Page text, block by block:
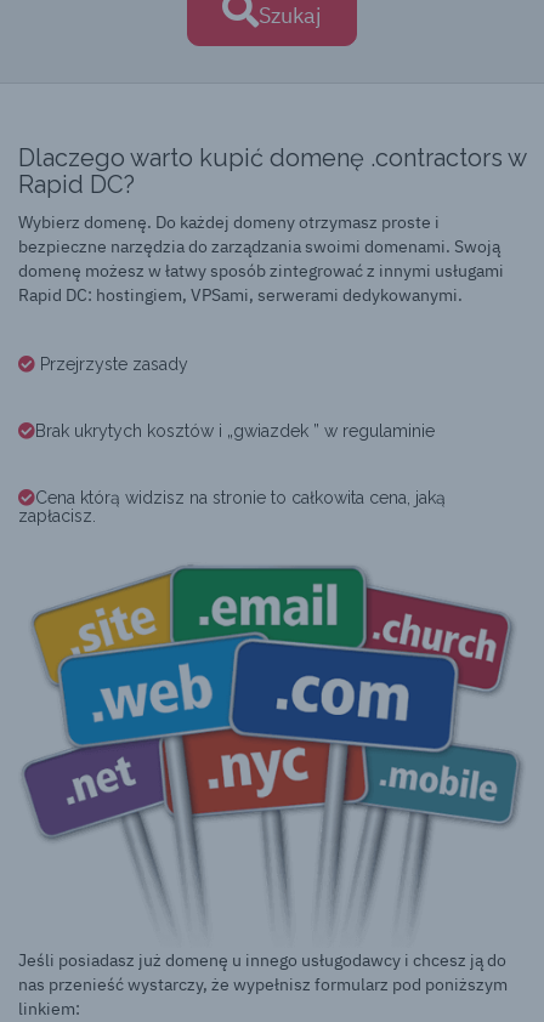
Szukaj
Dlaczego warto kupić domenę .contractors w
Rapid DC?
Wybierz domenę. Do każdej domeny otrzymasz proste i
bezpieczne narzędzia do zarządzania swoimi domenami. Swoją
domenę możesz w łatwy sposób zintegrować z innymi usługami
Rapid DC: hostingiem, VPSami, serwerami dedykowanymi.
Przejrzyste zasady
Brak ukrytych kosztów i „gwiazdek ” w regulaminie
Cena którą widzisz na stronie to całkowita cena, jaką
zapłacisz.
Jeśli posiadasz już domenę u innego usługodawcy i chcesz ją do
nas przenieść wystarczy, że wypełnisz formularz pod poniższym
linkiem: